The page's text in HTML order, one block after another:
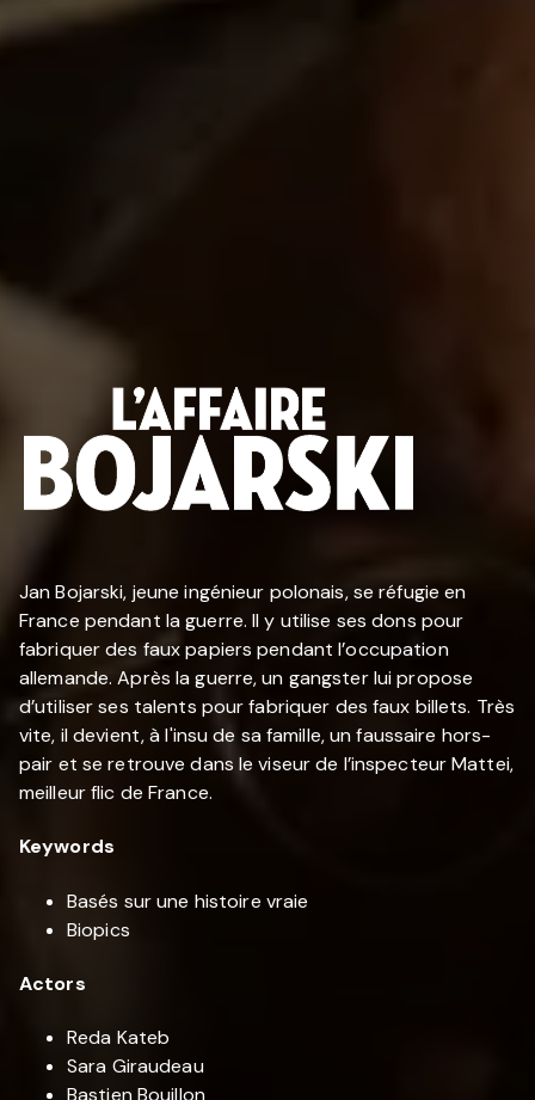
Jan Bojarski, jeune ingénieur polonais, se réfugie en
France pendant la guerre. Il y utilise ses dons pour
fabriquer des faux papiers pendant l’occupation
allemande. Après la guerre, un gangster lui propose
d’utiliser ses talents pour fabriquer des faux billets. Très
vite, il devient, à l'insu de sa famille, un faussaire hors-
pair et se retrouve dans le viseur de l’inspecteur Mattei,
meilleur flic de France.
Keywords
Basés sur une histoire vraie
Biopics
Actors
Reda Kateb
Sara Giraudeau
Bastien Bouillon